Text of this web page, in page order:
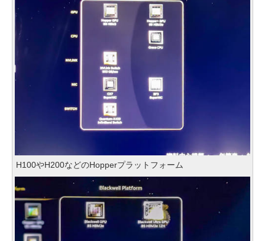
H100やH200などのHopperプラットフォーム